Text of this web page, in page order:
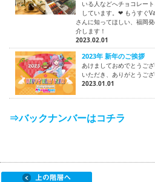
いる人などへチョコレー
しています。❤ もうすぐ
さんに知ってほしい、福岡
介します！
2023.02.01
2023年 新年のご挨拶
あけましておめでとうご
いただき、ありがとうござ
2023.01.01
⇒バックナンバーはコチラ